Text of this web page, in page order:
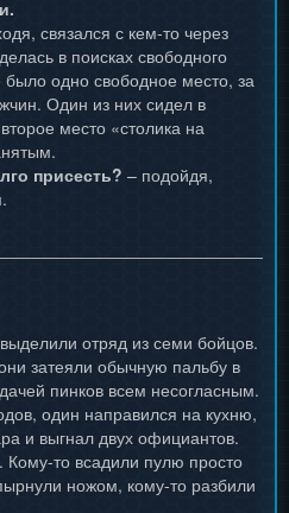
связался с кем-то через
в поисках свободного
было одно свободное место, за
Один из них сидел в
место «столика на
присесть? – подойдя,
отряд из семи бойцов.
затеяли обычную пальбу в
пинков всем несогласным.
один направился на кухню,
и выгнал двух официантов.
то всадили пулю просто
ножом, кому-то разбили